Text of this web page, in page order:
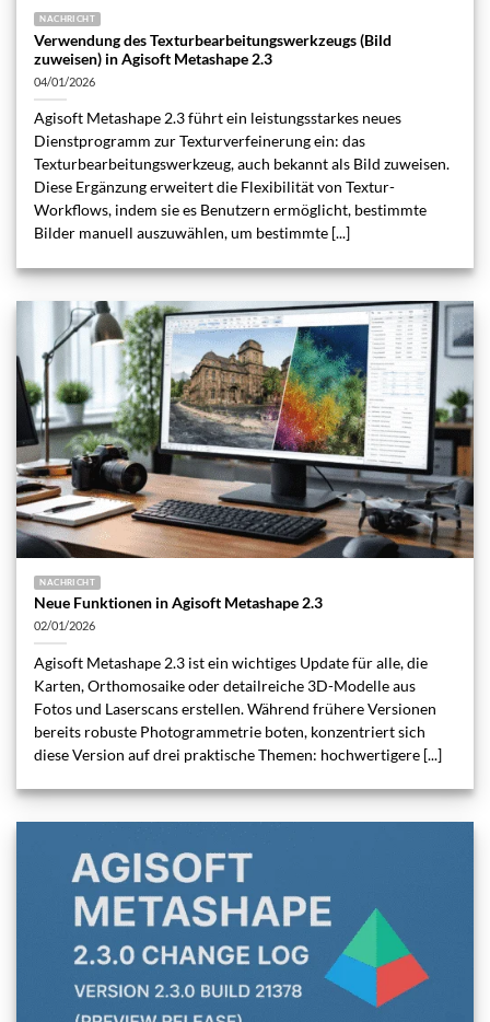
NACHRICHT
Verwendung des Texturbearbeitungswerkzeugs (Bild
zuweisen) in Agisoft Metashape 2.3
04/01/2026
Agisoft Metashape 2.3 führt ein leistungsstarkes neues
Dienstprogramm zur Texturverfeinerung ein: das
Texturbearbeitungswerkzeug, auch bekannt als Bild zuweisen.
Diese Ergänzung erweitert die Flexibilität von Textur-
Workflows, indem sie es Benutzern ermöglicht, bestimmte
Bilder manuell auszuwählen, um bestimmte [...]
NACHRICHT
Neue Funktionen in Agisoft Metashape 2.3
02/01/2026
Agisoft Metashape 2.3 ist ein wichtiges Update für alle, die
Karten, Orthomosaike oder detailreiche 3D-Modelle aus
Fotos und Laserscans erstellen. Während frühere Versionen
bereits robuste Photogrammetrie boten, konzentriert sich
diese Version auf drei praktische Themen: hochwertigere [...]